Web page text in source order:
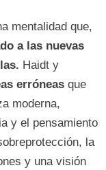
mentalidad que,
a las nuevas
Haidt y
erróneas que
moderna,
y el pensamiento
la
y una visión